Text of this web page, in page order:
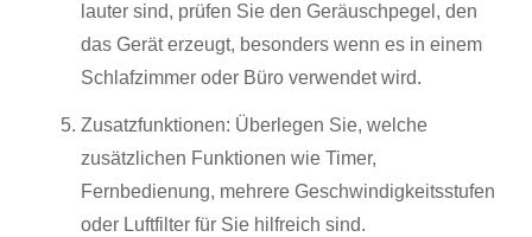
lauter sind, prüfen Sie den Geräuschpegel, den
das Gerät erzeugt, besonders wenn es in einem
Schlafzimmer oder Büro verwendet wird.
Zusatzfunktionen: Überlegen Sie, welche
zusätzlichen Funktionen wie Timer,
Fernbedienung, mehrere Geschwindigkeitsstufen
oder Luftfilter für Sie hilfreich sind.